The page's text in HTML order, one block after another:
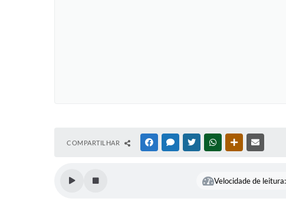
COMPARTILHAR FACEBOOKMESSENGER
TWITTERWHATSAPPOUTRAS MÍDIAS
Velocidade de leitura: